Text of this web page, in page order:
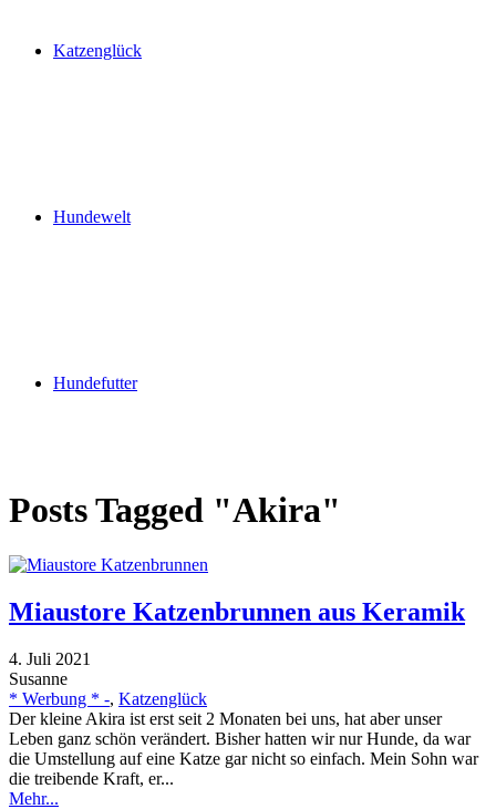
Katzenglück
Hundewelt
Hundefutter
Posts Tagged "Akira"
Miaustore Katzenbrunnen aus Keramik
4. Juli 2021
Susanne
* Werbung * -, Katzenglück
Der kleine Akira ist erst seit 2 Monaten bei uns, hat aber unser
Leben ganz schön verändert. Bisher hatten wir nur Hunde, da war
die Umstellung auf eine Katze gar nicht so einfach. Mein Sohn war
die treibende Kraft, er...
Mehr...